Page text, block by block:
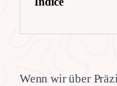
Wenn wir über